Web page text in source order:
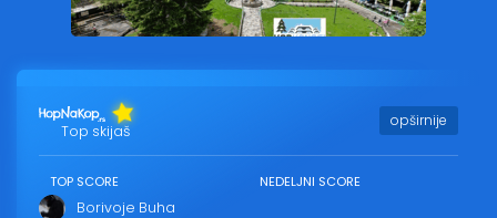
Top skijaš
opširnije
TOP SCORE
Borivoje Buha
NEDELJNI SCORE